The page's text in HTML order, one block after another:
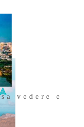
vedere e